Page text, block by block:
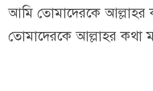
আমি তোমাদেরকে আল্লাহর
তোমাদেরকে আল্লাহর কথা